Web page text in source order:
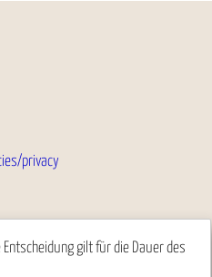
privacy
gilt für die Dauer des